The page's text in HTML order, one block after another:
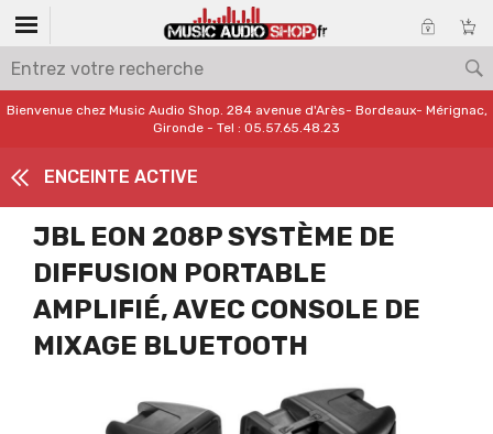
Bienvenue chez Music Audio Shop. 284 avenue d'Arès- Bordeaux- Mérignac,
Gironde - Tel : 05.57.65.48.23
ENCEINTE ACTIVE
JBL EON 208P SYSTÈME DE
DIFFUSION PORTABLE
AMPLIFIÉ, AVEC CONSOLE DE
MIXAGE BLUETOOTH